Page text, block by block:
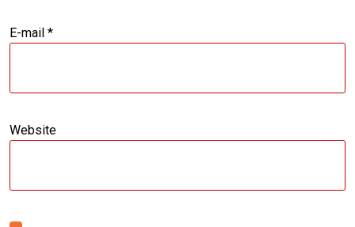
E-mail *
Website